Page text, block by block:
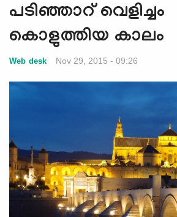
t
o
n
പടിഞ്ഞാറ് വെളിച്ചം
കൊളുത്തിയ കാലം
Web desk Nov 29, 2015 - 09:26